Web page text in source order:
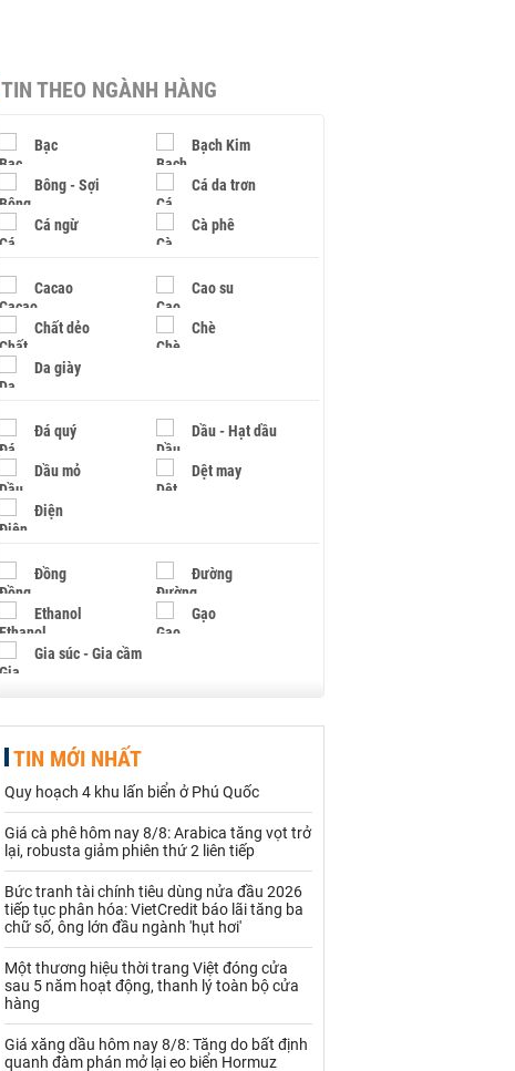
TIN THEO NGÀNH HÀNG
Bạc Bạch Kim
Bông - Sợi Cá da trơn
Cá ngừ Cà phê
Cacao Cao su
Chất dẻo Chè
Da giày
Đá quý Dầu - Hạt dầu
Dầu mỏ Dệt may
Điện
Đồng Đường
Ethanol Gạo
Gia súc - Gia cầm
Hạt điều
Khí đốt
Kim loại khác Mắc ca
Muối Ngũ cốc
Nhựa - Hạt nhựa
Palladium
Rau - Củ -Quả Sắt thép
TIN MỚI NHẤT
Quy hoạch 4 khu lấn biển ở Phú Quốc
Giá cà phê hôm nay 8/8: Arabica tăng vọt trở
lại, robusta giảm phiên thứ 2 liên tiếp
Bức tranh tài chính tiêu dùng nửa đầu 2026
tiếp tục phân hóa: VietCredit báo lãi tăng ba
chữ số, ông lớn đầu ngành 'hụt hơi'
Một thương hiệu thời trang Việt đóng cửa
sau 5 năm hoạt động, thanh lý toàn bộ cửa
hàng
Giá xăng dầu hôm nay 8/8: Tăng do bất định
quanh đàm phán mở lại eo biển Hormuz